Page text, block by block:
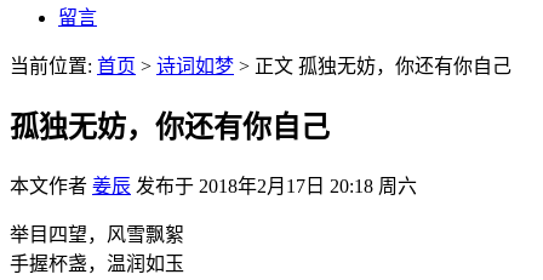
留言
当前位置: 首页 > 诗词如梦 > 正文 孤独无妨，你还有你自己
孤独无妨，你还有你自己
本文作者 姜辰 发布于 2018年2月17日 20:18 周六
举目四望，风雪飘絮
手握杯盏，温润如玉